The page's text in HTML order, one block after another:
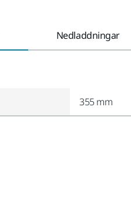
Nedladdningar
355 mm